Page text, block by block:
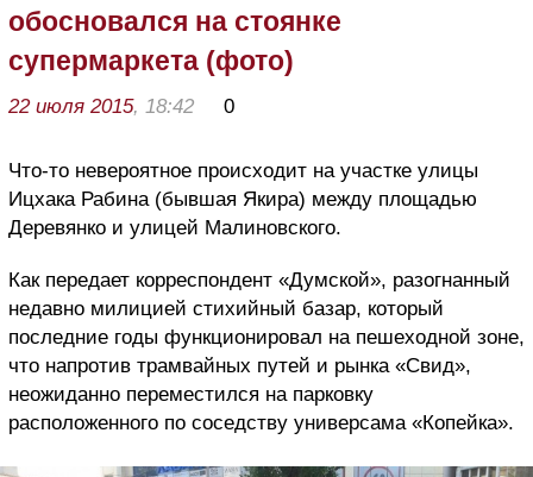
обосновался на стоянке
супермаркета (фото)
22 июля 2015, 18:42 0
Что-то невероятное происходит на участке улицы
Ицхака Рабина (бывшая Якира) между площадью
Деревянко и улицей Малиновского.
Как передает корреспондент «Думской», разогнанный
недавно милицией стихийный базар, который
последние годы функционировал на пешеходной зоне,
что напротив трамвайных путей и рынка «Свид»,
неожиданно переместился на парковку
расположенного по соседству универсама «Копейка».